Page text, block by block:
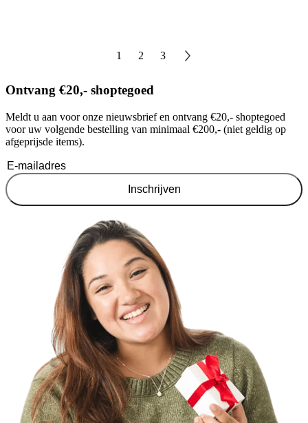
1 2 3
Ontvang €20,- shoptegoed
Meldt u aan voor onze nieuwsbrief en ontvang €20,- shoptegoed
voor uw volgende bestelling van minimaal €200,- (niet geldig op
afgeprijsde items).
Inschrijven